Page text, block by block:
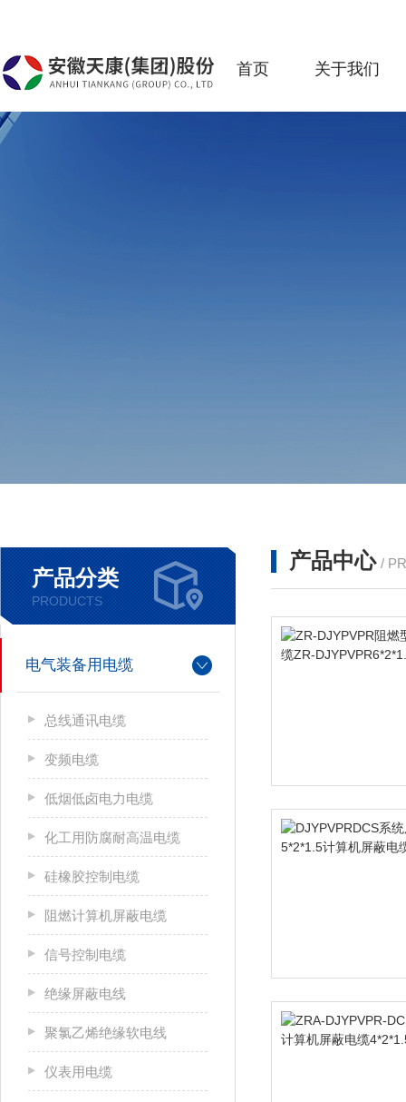
首页 关于我们
产品分类
PRODUCTS
电气装备用电缆
总线通讯电缆
变频电缆
低烟低卤电力电缆
化工用防腐耐高温电缆
硅橡胶控制电缆
阻燃计算机屏蔽电缆
信号控制电缆
绝缘屏蔽电线
聚氯乙烯绝缘软电线
仪表用电缆
产品中心 /